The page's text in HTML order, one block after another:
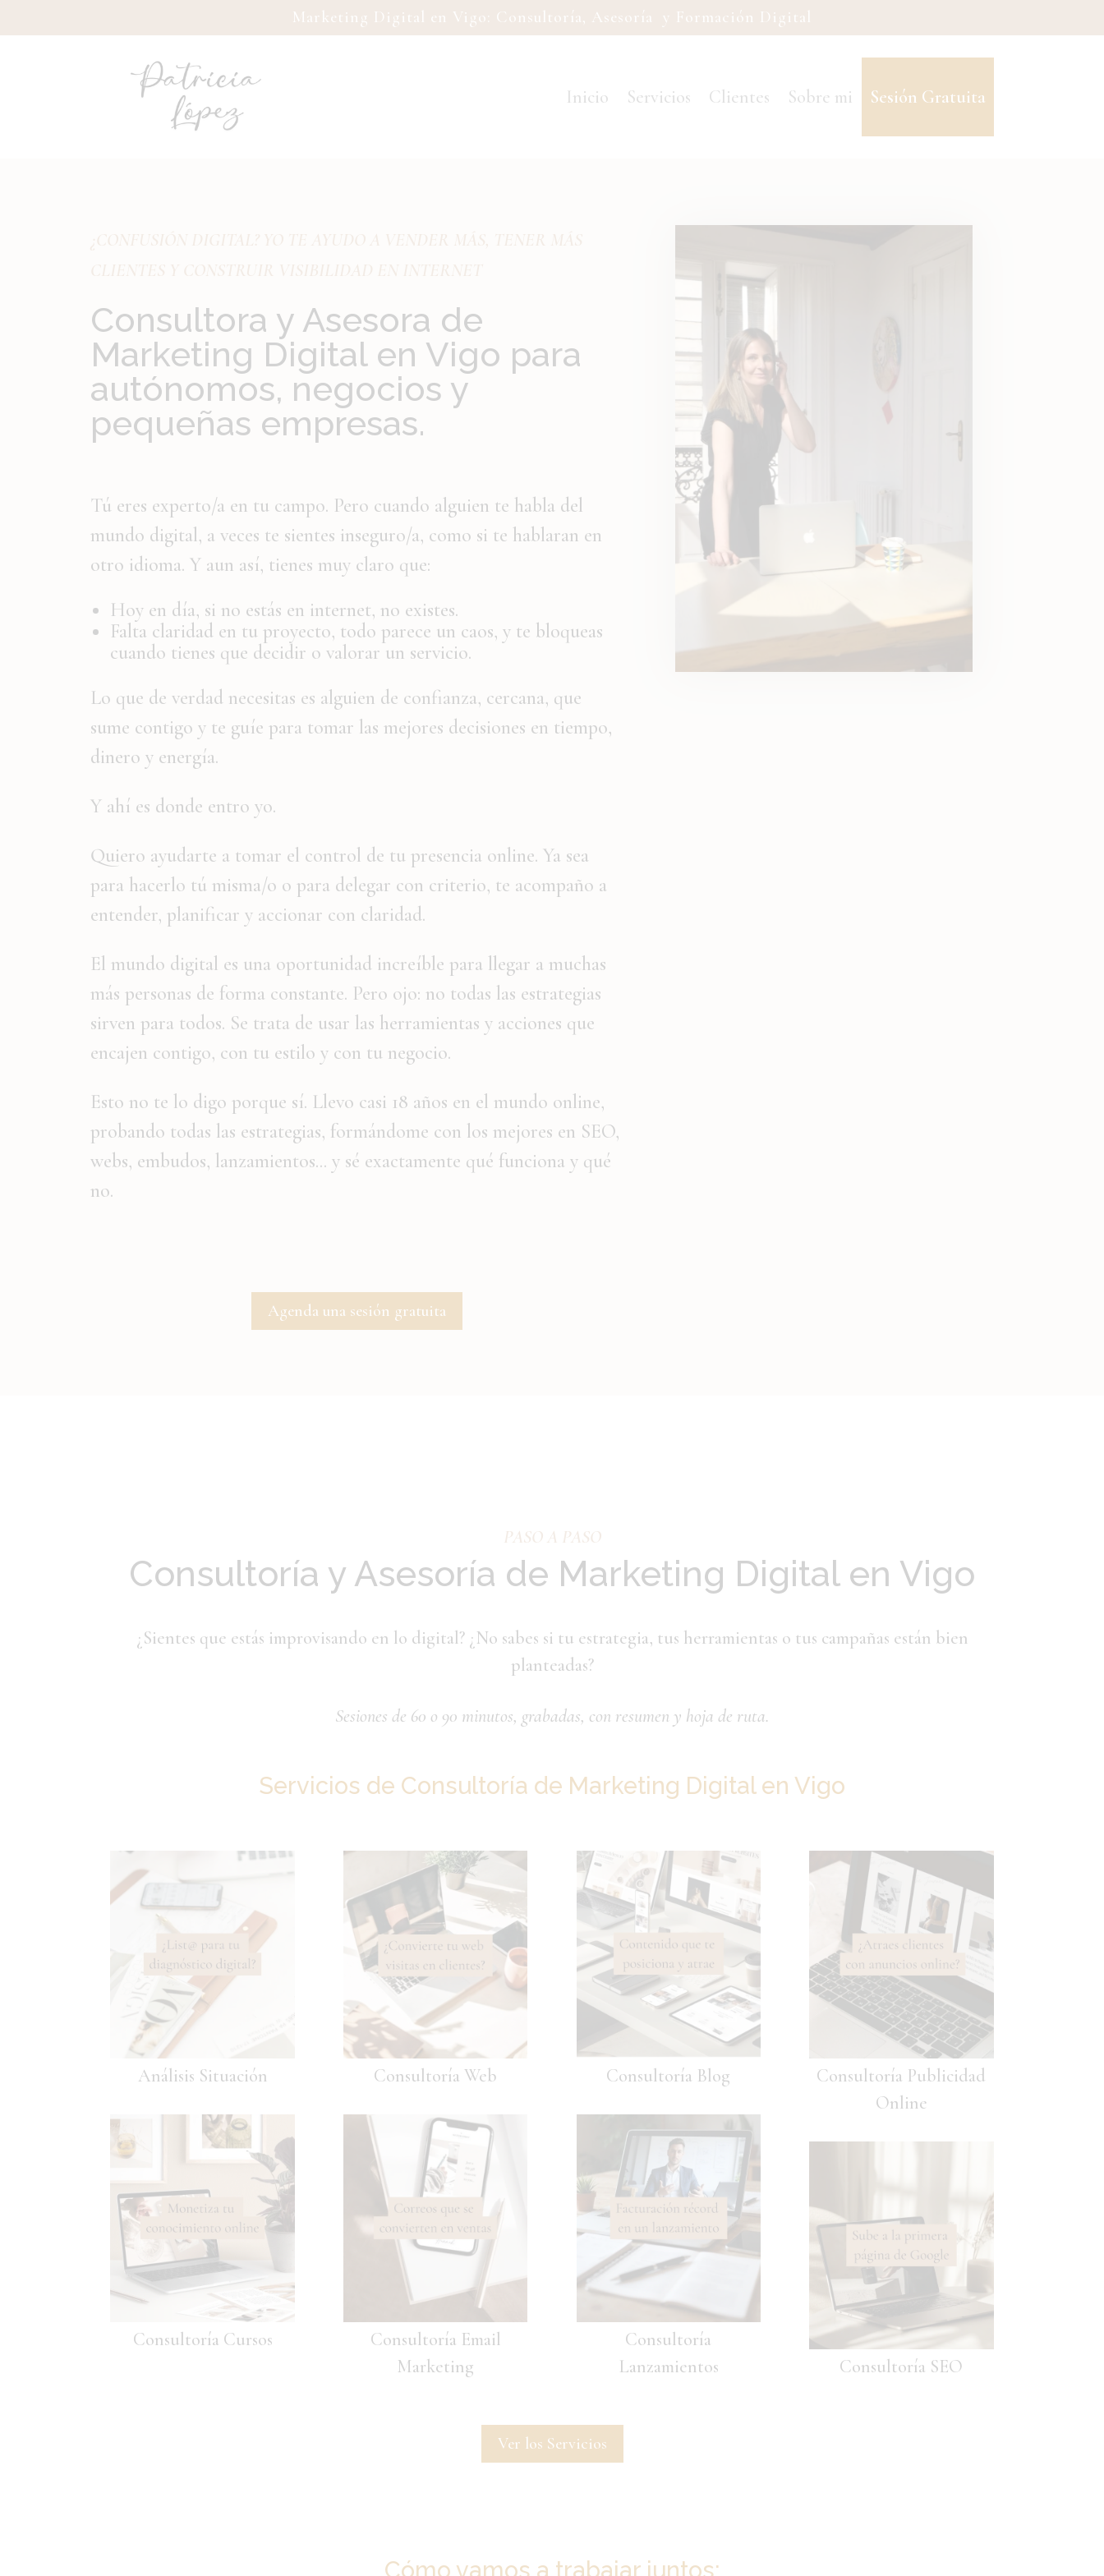
Marketing Digital en Vigo: Consultoría, Asesoría y Formación Digital
Inicio Servicios Clientes Sobre mi Sesión Gratuita
Consultora y Asesora de
Marketing Digital en Vigo para
autónomos, negocios y
pequeñas empresas.
Tú eres experto/a en tu campo. Pero cuando alguien te habla del
mundo digital, a veces te sientes inseguro/a, como si te hablaran en
otro idioma. Y aun así, tienes muy claro que:
Hoy en día, si no estás en internet, no existes.
Falta claridad en tu proyecto, todo parece un caos, y te bloqueas
cuando tienes que decidir o valorar un servicio.
Lo que de verdad necesitas es alguien de confianza, cercana, que
sume contigo y te guíe para tomar las mejores decisiones en tiempo,
dinero y energía.
Y ahí es donde entro yo.
Quiero ayudarte a tomar el control de tu presencia online. Ya sea
para hacerlo tú misma/o o para delegar con criterio, te acompaño a
entender, planificar y accionar con claridad.
El mundo digital es una oportunidad increíble para llegar a muchas
más personas de forma constante. Pero ojo: no todas las estrategias
sirven para todos. Se trata de usar las herramientas y acciones que
encajen contigo, con tu estilo y con tu negocio.
Esto no te lo digo porque sí. Llevo casi 18 años en el mundo online,
probando todas las estrategias, formándome con los mejores en SEO,
webs, embudos, lanzamientos... y sé exactamente qué funciona y qué
no.
Agenda una sesión gratuita
PASO A PASO
Consultoría y Asesoría de Marketing Digital en Vigo
¿Sientes que estás improvisando en lo digital? ¿No sabes si tu estrategia, tus herramientas o tus campañas están bien
planteadas?
Sesiones de 60 o 90 minutos, grabadas, con resumen y hoja de ruta.
Servicios de Consultoría de Marketing Digital en Vigo
Análisis Situación
Consultoría Cursos
Consultoría Web
Consultoría Email
Marketing
Consultoría Blog
Consultoría
Lanzamientos
Consultoría Publicidad
Online
Consultoría SEO
Ver los Servicios
Cómo vamos a trabajar juntos: